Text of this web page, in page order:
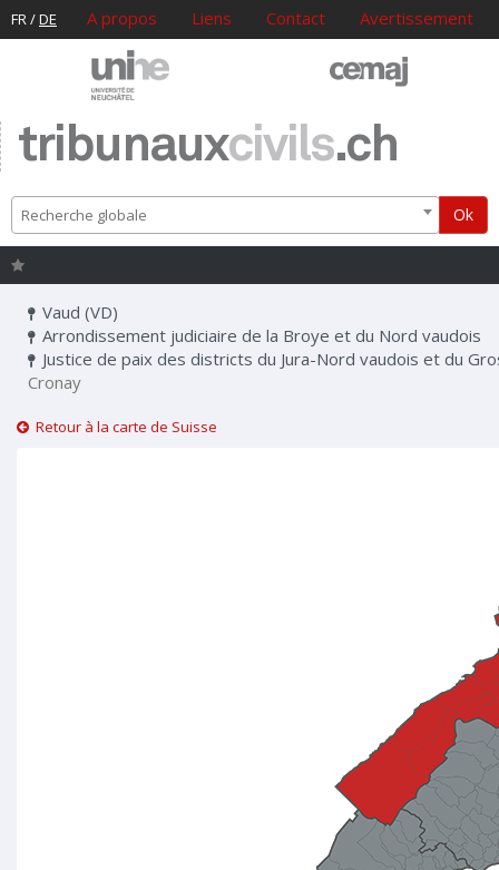
FR/DE A propos Liens Contact Avertissement
tribunauxcivils.ch
Recherche globale Ok
Vaud (VD)
Arrondissement judiciaire de la Broye et du Nord vaudois
Justice de paix des districts du Jura-Nord vaudois et du
Cronay
Retour à la carte de Suisse